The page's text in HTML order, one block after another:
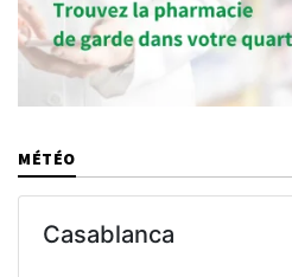
MÉTÉO
Casablanca